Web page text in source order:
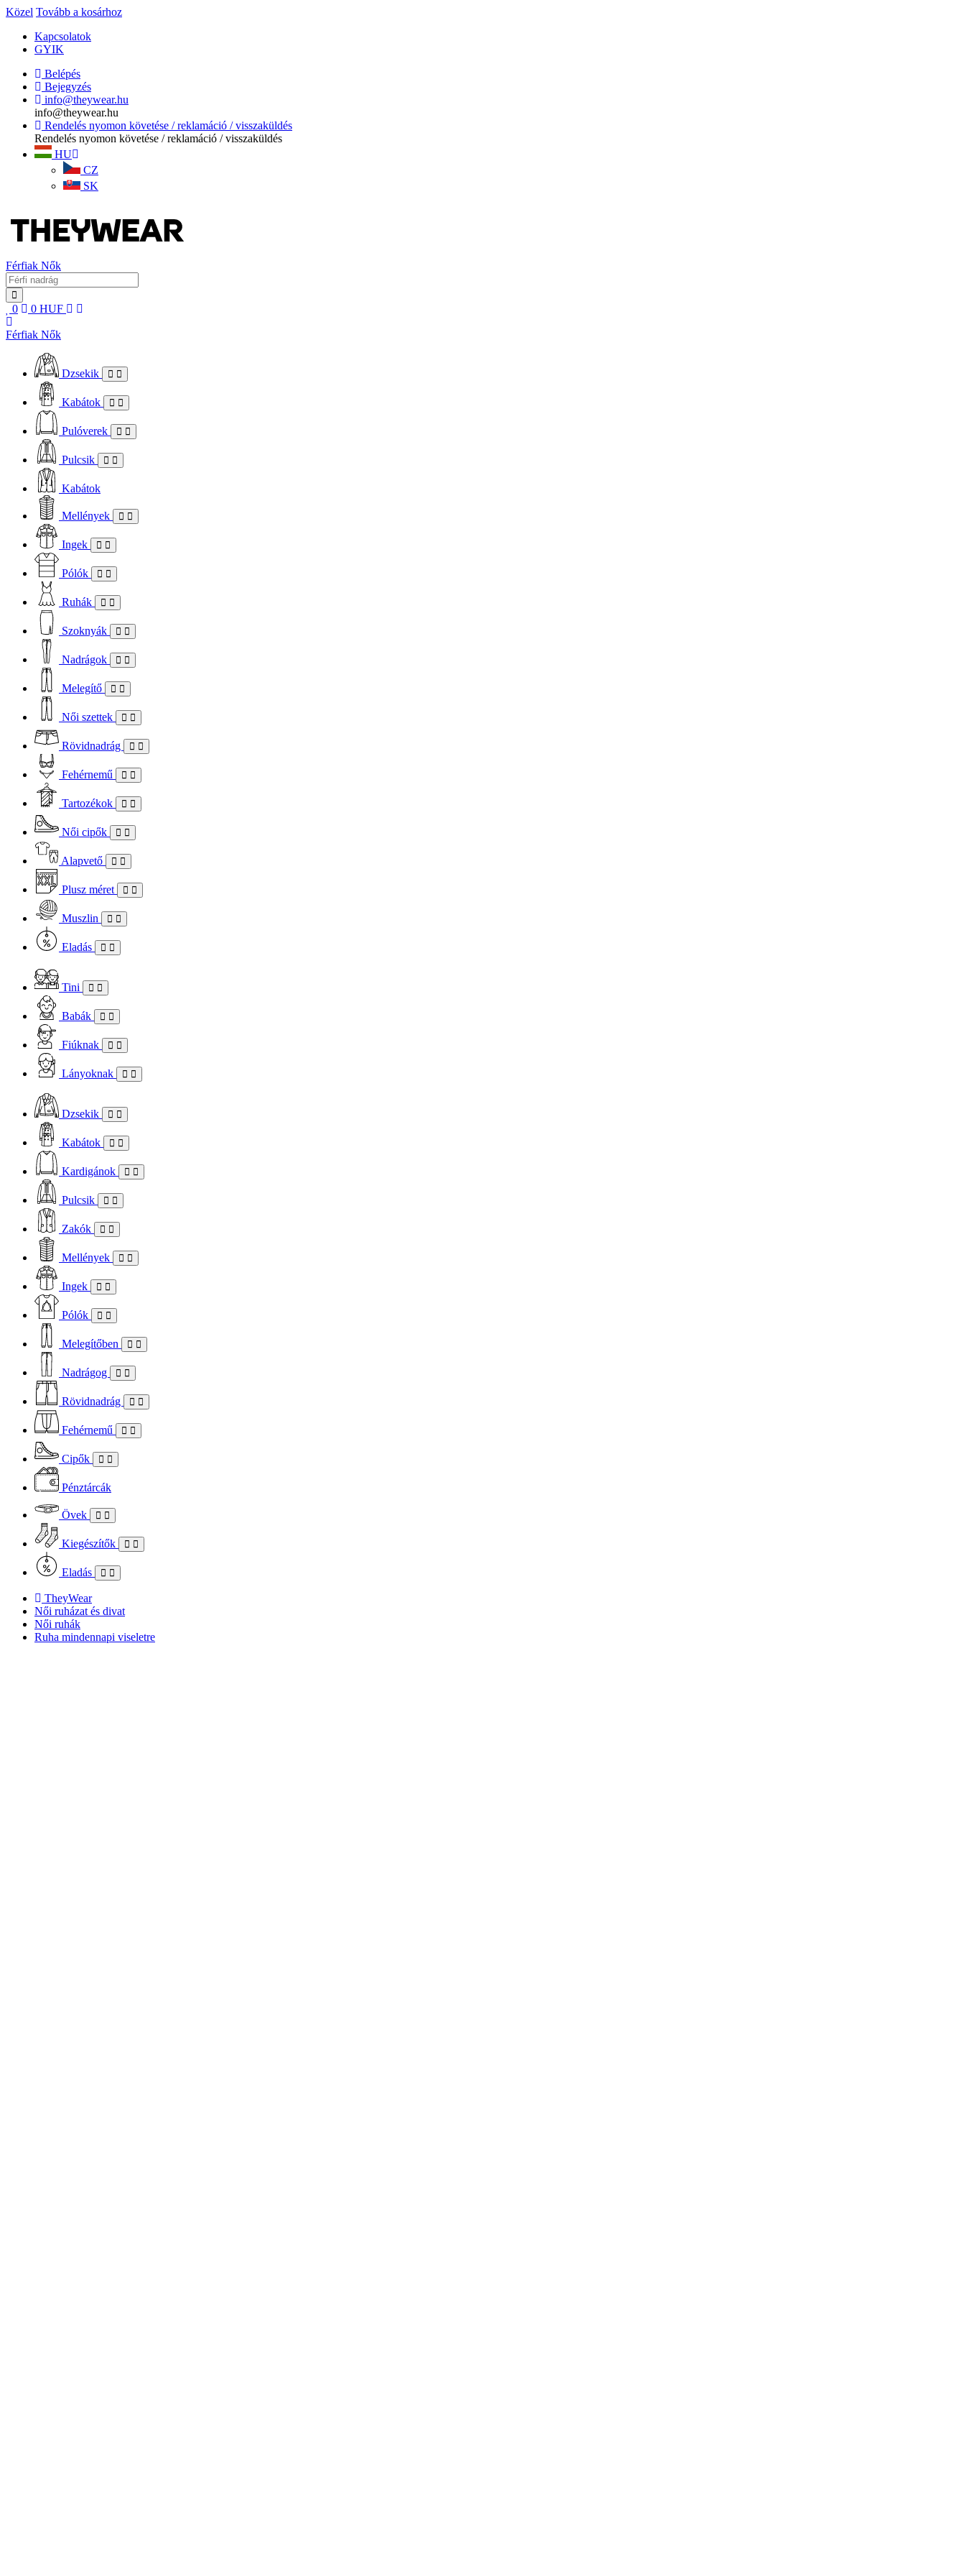
Közel Tovább a kosárhoz
Kapcsolatok
GYIK
Belépés
Bejegyzés
info@theywear.hu
info@theywear.hu
Rendelés nyomon követése / reklamáció / visszaküldés
Rendelés nyomon követése / reklamáció / visszaküldés
HU
CZ
SK
Férfiak Nők
0 0 HUF
Férfiak Nők
Dzsekik
Kabátok
Pulóverek
Pulcsik
Kabátok
Mellények
Ingek
Pólók
Ruhák
Szoknyák
Nadrágok
Melegítő
Női szettek
Rövidnadrág
Fehérnemű
Tartozékok
Női cipők
Alapvető
Plusz méret
Muszlin
Eladás
Tini
Babák
Fiúknak
Lányoknak
Dzsekik
Kabátok
Kardigánok
Pulcsik
Zakók
Mellények
Ingek
Pólók
Melegítőben
Nadrágog
Rövidnadrág
Fehérnemű
Cipők
Pénztárcák
Övek
Kiegészítők
Eladás
TheyWear
Női ruházat és divat
Női ruhák
Ruha mindennapi viseletre